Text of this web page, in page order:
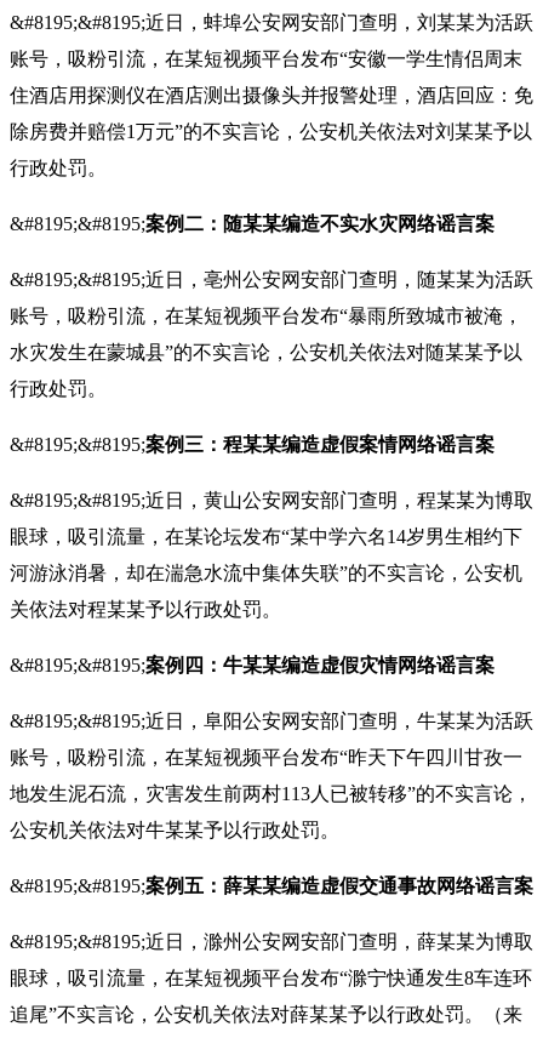
&#8195;&#8195;近日，蚌埠公安网安部门查明，刘某某为活跃
账号，吸粉引流，在某短视频平台发布“安徽一学生情侣周末
住酒店用探测仪在酒店测出摄像头并报警处理，酒店回应：免
除房费并赔偿1万元”的不实言论，公安机关依法对刘某某予以
行政处罚。
&#8195;&#8195;案例二：随某某编造不实水灾网络谣言案
&#8195;&#8195;近日，亳州公安网安部门查明，随某某为活跃
账号，吸粉引流，在某短视频平台发布“暴雨所致城市被淹，
水灾发生在蒙城县”的不实言论，公安机关依法对随某某予以
行政处罚。
&#8195;&#8195;案例三：程某某编造虚假案情网络谣言案
&#8195;&#8195;近日，黄山公安网安部门查明，程某某为博取
眼球，吸引流量，在某论坛发布“某中学六名14岁男生相约下
河游泳消暑，却在湍急水流中集体失联”的不实言论，公安机
关依法对程某某予以行政处罚。
&#8195;&#8195;案例四：牛某某编造虚假灾情网络谣言案
&#8195;&#8195;近日，阜阳公安网安部门查明，牛某某为活跃
账号，吸粉引流，在某短视频平台发布“昨天下午四川甘孜一
地发生泥石流，灾害发生前两村113人已被转移”的不实言论，
公安机关依法对牛某某予以行政处罚。
&#8195;&#8195;案例五：薛某某编造虚假交通事故网络谣言案
&#8195;&#8195;近日，滁州公安网安部门查明，薛某某为博取
眼球，吸引流量，在某短视频平台发布“滁宁快通发生8车连环
追尾”不实言论，公安机关依法对薛某某予以行政处罚。（来